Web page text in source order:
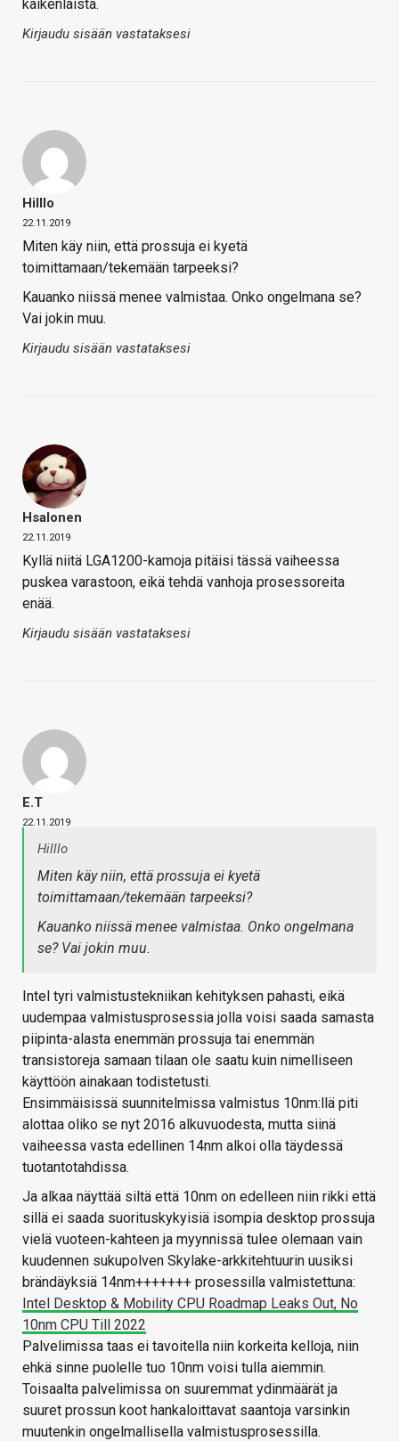
kaikenlaista.
Kirjaudu sisään vastataksesi
Hilllo
22.11.2019
Miten käy niin, että prossuja ei kyetä
toimittamaan/tekemään tarpeeksi?
Kauanko niissä menee valmistaa. Onko ongelmana se?
Vai jokin muu.
Kirjaudu sisään vastataksesi
Hsalonen
22.11.2019
Kyllä niitä LGA1200-kamoja pitäisi tässä vaiheessa
puskea varastoon, eikä tehdä vanhoja prosessoreita
enää.
Kirjaudu sisään vastataksesi
E.T
22.11.2019
Hilllo
Miten käy niin, että prossuja ei kyetä
toimittamaan/tekemään tarpeeksi?
Kauanko niissä menee valmistaa. Onko ongelmana
se? Vai jokin muu.
Intel tyri valmistustekniikan kehityksen pahasti, eikä
uudempaa valmistusprosessia jolla voisi saada samasta
piipinta-alasta enemmän prossuja tai enemmän
transistoreja samaan tilaan ole saatu kuin nimelliseen
käyttöön ainakaan todistetusti.
Ensimmäisissä suunnitelmissa valmistus 10nm:llä piti
alottaa oliko se nyt 2016 alkuvuodesta, mutta siinä
vaiheessa vasta edellinen 14nm alkoi olla täydessä
tuotantotahdissa.
Ja alkaa näyttää siltä että 10nm on edelleen niin rikki että
sillä ei saada suorituskykyisiä isompia desktop prossuja
vielä vuoteen-kahteen ja myynnissä tulee olemaan vain
kuudennen sukupolven Skylake-arkkitehtuurin uusiksi
brändäyksiä 14nm+++++++ prosessilla valmistettuna:
Intel Desktop & Mobility CPU Roadmap Leaks Out, No
10nm CPU Till 2022
Palvelimissa taas ei tavoitella niin korkeita kelloja, niin
ehkä sinne puolelle tuo 10nm voisi tulla aiemmin.
Toisaalta palvelimissa on suuremmat ydinmäärät ja
suuret prossun koot hankaloittavat saantoja varsinkin
muutenkin ongelmallisella valmistusprosessilla.